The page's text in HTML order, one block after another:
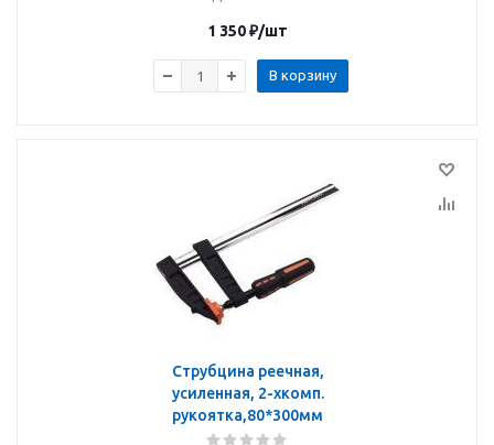
1 350₽/шт
В корзину
Струбцина реечная,
усиленная, 2-хкомп.
рукоятка,80*300мм